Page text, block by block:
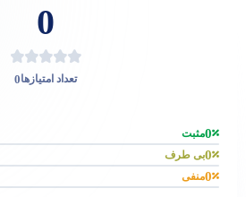
0
تعداد امتیازها0
0مثبت
0بی طرف
0منفی